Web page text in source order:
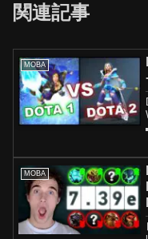
関連記事
MOBA
MOBA